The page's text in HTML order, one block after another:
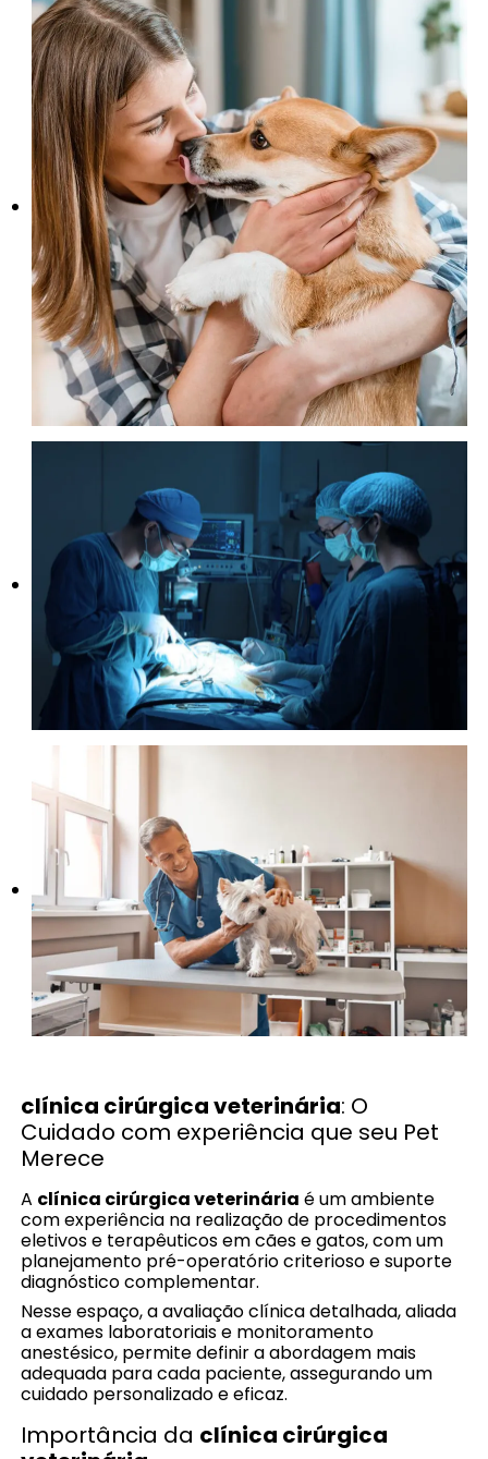
clínica cirúrgica veterinária: O
Cuidado com experiência que seu Pet
Merece
A clínica cirúrgica veterinária é um ambiente
com experiência na realização de procedimentos
eletivos e terapêuticos em cães e gatos, com um
planejamento pré-operatório criterioso e suporte
diagnóstico complementar.
Nesse espaço, a avaliação clínica detalhada, aliada
a exames laboratoriais e monitoramento
anestésico, permite definir a abordagem mais
adequada para cada paciente, assegurando um
cuidado personalizado e eficaz.
Importância da clínica cirúrgica